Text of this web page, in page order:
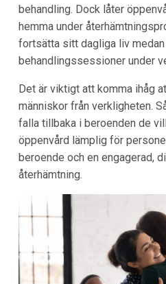
behandling. Dock låter
hemma under
fortsätta sitt dagliga liv
behandlingssessioner under
Det är viktigt att komma ihåg
människor från verkligheten.
falla tillbaka i beroenden de
öppenvård lämplig för
beroende och en engagerad,
återhämtning.